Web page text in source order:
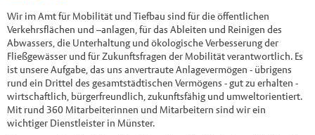
Wir im Amt für Mobilität und Tiefbau sind für die öffentlichen
Verkehrsflächen und –anlagen, für das Ableiten und Reinigen des
Abwassers, die Unterhaltung und ökologische Verbesserung der
Fließgewässer und für Zukunftsfragen der Mobilität verantwortlich. Es
ist unsere Aufgabe, das uns anvertraute Anlagevermögen - übrigens
rund ein Drittel des gesamtstädtischen Vermögens - gut zu erhalten -
wirtschaftlich, bürgerfreundlich, zukunftsfähig und umweltorientiert.
Mit rund 360 Mitarbeiterinnen und Mitarbeitern sind wir ein
wichtiger Dienstleister in Münster.